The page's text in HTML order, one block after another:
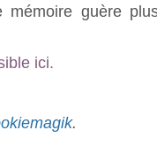
guère
ici.
.